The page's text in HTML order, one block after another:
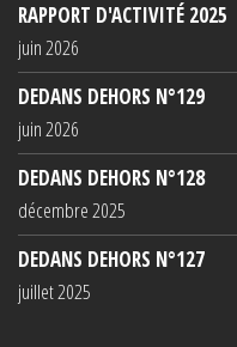
RAPPORT D'ACTIVITÉ 2025
juin 2026
DEDANS DEHORS N°129
juin 2026
DEDANS DEHORS N°128
décembre 2025
DEDANS DEHORS N°127
juillet 2025